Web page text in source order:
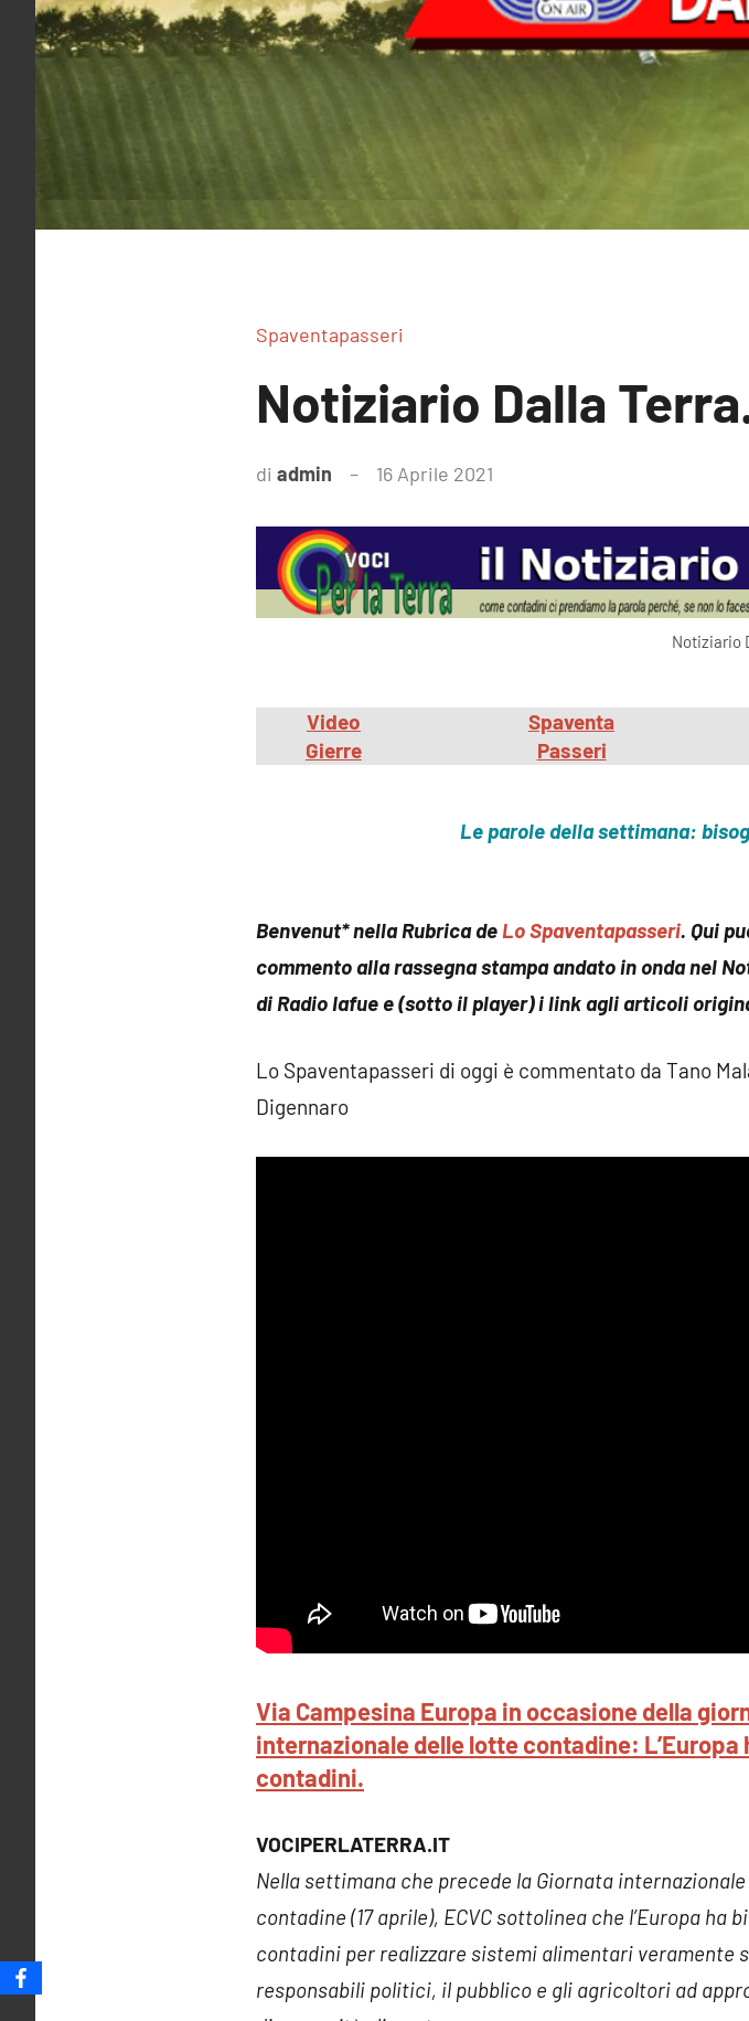
Spaventapasseri
Notiziario Dalla
di admin 16 Aprile 2021
Notiziario
Video
Gierre
Spaventa
Passeri
Le parole della settimana:
Benvenut* nella Rubrica de Lo Spaventapasseri. Qui
commento alla rassegna stampa andato in onda nel
di Radio Iafue e (sotto il player) i link agli articoli
Lo Spaventapasseri di oggi è commentato da Tano
Digennaro
Via Campesina Europa in occasione della
internazionale delle lotte contadine: L’Europa
contadini.
VOCIPERLATERRA.IT
Nella settimana che precede la Giornata
contadine (17 aprile), ECVC sottolinea che l’Europa ha
contadini per realizzare sistemi alimentari veramente
responsabili politici, il pubblico e gli agricoltori ad